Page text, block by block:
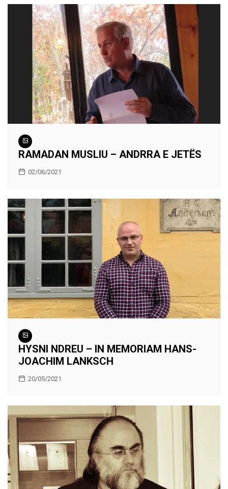
RAMADAN MUSLIU – ANDRRA E JETËS
02/06/2021
HYSNI NDREU – IN MEMORIAM HANS-
JOACHIM LANKSCH
20/05/2021